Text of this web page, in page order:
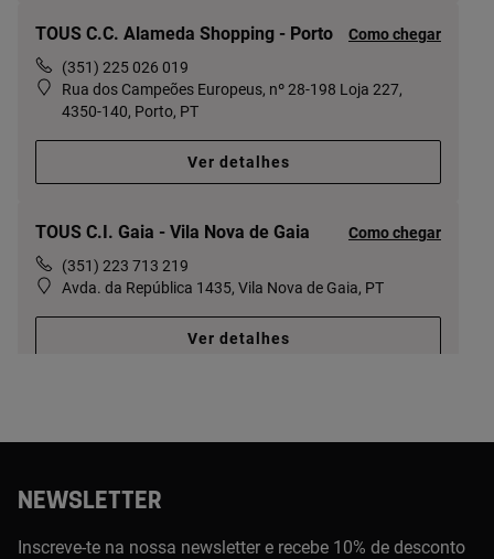
TOUS C.C. Alameda Shopping - Porto
Como chegar
(351) 225 026 019
Rua dos Campeões Europeus, nº 28-198 Loja 227,
4350-140, Porto, PT
Ver detalhes
TOUS C.I. Gaia - Vila Nova de Gaia
Como chegar
(351) 223 713 219
Avda. da República 1435, Vila Nova de Gaia, PT
Ver detalhes
(351) 214 240 128
Ver detalhes
NEWSLETTER
Inscreve-te na nossa newsletter e recebe 10% de desconto